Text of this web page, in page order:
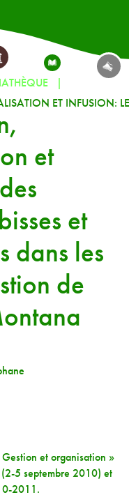
et
et
dans les
de
et organisation »
5 septembre 2010) et
2011.